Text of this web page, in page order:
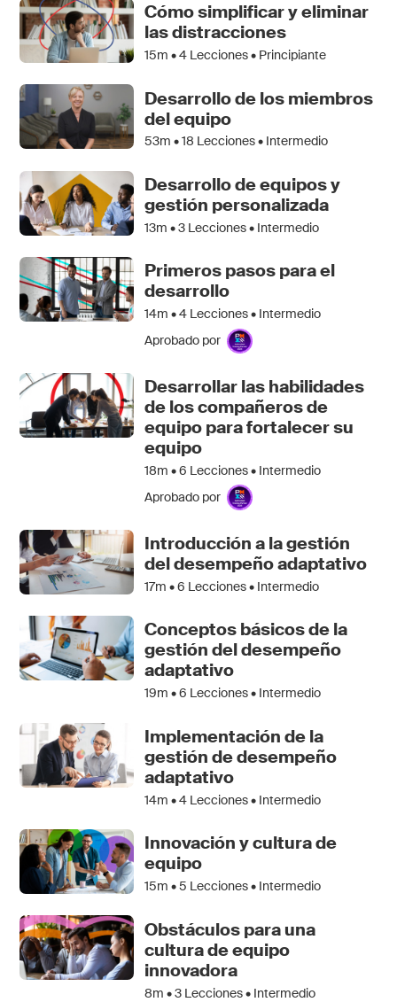
Cómo simplificar y eliminar
las distracciones
15m •4 Lecciones • Principiante
Desarrollo de los miembros
del equipo
53m •18 Lecciones • Intermedio
Desarrollo de equipos y
gestión personalizada
13m •3 Lecciones • Intermedio
Primeros pasos para el
desarrollo
14m •4 Lecciones • Intermedio
Aprobado por
Desarrollar las habilidades
de los compañeros de
equipo para fortalecer su
equipo
18m •6 Lecciones • Intermedio
Aprobado por
Introducción a la gestión
del desempeño adaptativo
17m •6 Lecciones • Intermedio
Conceptos básicos de la
gestión del desempeño
adaptativo
19m •6 Lecciones • Intermedio
Implementación de la
gestión de desempeño
adaptativo
14m •4 Lecciones • Intermedio
Innovación y cultura de
equipo
15m •5 Lecciones • Intermedio
Obstáculos para una
cultura de equipo
innovadora
8m •3 Lecciones • Intermedio